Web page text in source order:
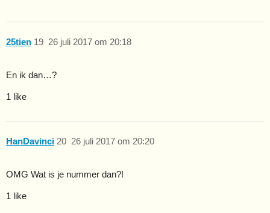
25tien 26 juli 2017 om 20:18
19
En ik dan…?
1 like
HanDavinci 26 juli 2017 om 20:20
20
OMG Wat is je nummer dan?!
1 like